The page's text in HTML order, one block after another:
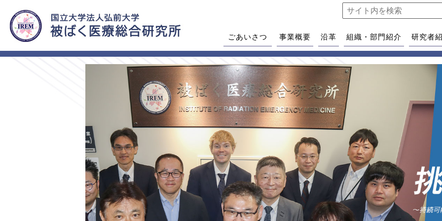
ごあいさつ 事業概要 沿革 組織・部門紹介 研究者